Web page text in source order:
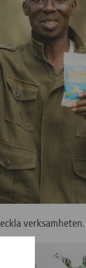
verksamheten.